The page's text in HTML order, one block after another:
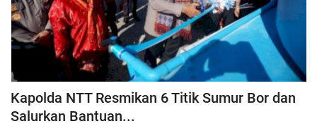
Kapolda NTT Resmikan 6 Titik Sumur Bor dan
Salurkan Bantuan...